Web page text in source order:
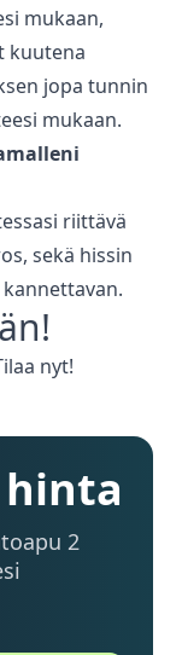
mukaan,
kuutena
jopa tunnin
mukaan.
riittävä
sekä hissin
nyt!
2